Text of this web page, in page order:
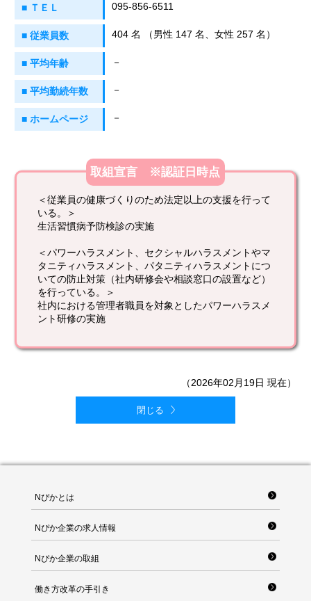
■ ＴＥＬ 095-856-6511
■ 従業員数 404 名 （男性 147 名、女性 257 名）
■ 平均年齢 －
■ 平均勤続年数 －
■ ホームページ －
取組宣言 ※認証日時点
＜従業員の健康づくりのため法定以上の支援を行って
いる。＞
生活習慣病予防検診の実施
＜パワーハラスメント、セクシャルハラスメントやマ
タニティハラスメント、パタニティハラスメントにつ
いての防止対策（社内研修会や相談窓口の設置など）
を行っている。＞
社内における管理者職員を対象としたパワーハラスメ
ント研修の実施
（2026年02月19日 現在）
閉じる
Nぴかとは
Nぴか企業の求人情報
Nぴか企業の取組
働き方改革の手引き